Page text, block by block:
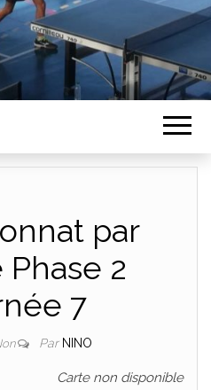
DE
ST
LES
01
par
2
7
Par NINO
Carte non disponible